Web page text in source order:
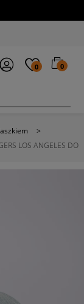
0 0
>
LOS ANGELES DO